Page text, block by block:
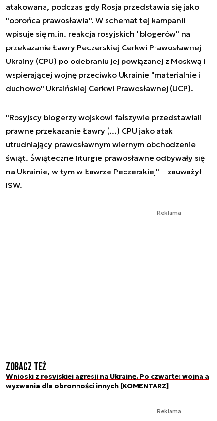
atakowana, podczas gdy Rosja przedstawia się jako
"obrońca prawosławia". W schemat tej kampanii
wpisuje się m.in. reakcja rosyjskich "blogerów" na
przekazanie Ławry Peczerskiej Cerkwi Prawosławnej
Ukrainy (CPU) po odebraniu jej powiązanej z Moskwą i
wspierającej wojnę przeciwko Ukrainie "materialnie i
duchowo" Ukraińskiej Cerkwi Prawosławnej (UCP).
"Rosyjscy blogerzy wojskowi fałszywie przedstawiali
prawne przekazanie Ławry (...) CPU jako atak
utrudniający prawosławnym wiernym obchodzenie
świąt. Świąteczne liturgie prawosławne odbywały się
na Ukrainie, w tym w Ławrze Peczerskiej" – zauważył
ISW.
Reklama
Zobacz też
Wnioski z rosyjskiej agresji na Ukrainę. Po czwarte: wojna a
wyzwania dla obronności innych [KOMENTARZ]
Reklama